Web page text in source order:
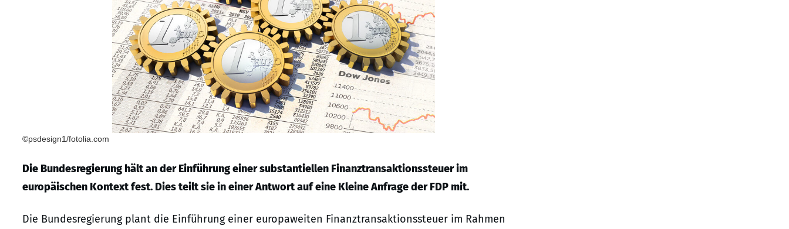
©psdesign1/fotolia.com
Die Bundesregierung hält an der Einführung einer substantiellen Finanztransaktionssteuer im
europäischen Kontext fest. Dies teilt sie in einer Antwort auf eine Kleine Anfrage der FDP mit.
Die Bundesregierung plant die Einführung einer europaweiten Finanztransaktionssteuer im Rahmen